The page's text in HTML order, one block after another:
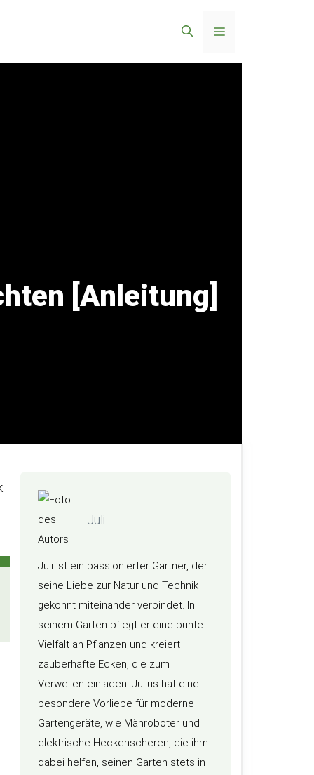
Menü
[Anleitung]
Juli
Juli ist ein passionierter Gärtner, der
seine Liebe zur Natur und Technik
gekonnt miteinander verbindet. In
seinem Garten pflegt er eine bunte
Vielfalt an Pflanzen und kreiert
zauberhafte Ecken, die zum
Verweilen einladen. Julius hat eine
besondere Vorliebe für moderne
Gartengeräte, wie Mähroboter und
elektrische Heckenscheren, die ihm
dabei helfen, seinen Garten stets in